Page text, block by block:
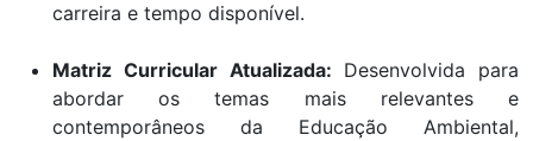
carreira e tempo disponível.
Matriz Curricular Atualizada: Desenvolvida para
abordar os temas mais relevantes e
contemporâneos da Educação Ambiental,